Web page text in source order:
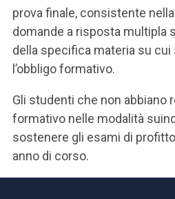
prova finale, consistente
domande a risposta multipla
della specifica materia su
l’obbligo formativo.
Gli studenti che non abbiano
formativo nelle modalità
sostenere gli esami di
anno di corso.